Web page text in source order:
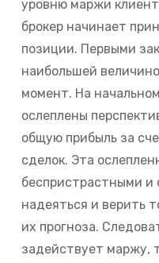
уровню маржи
брокер начинает
позиции. Первыми
наибольшей
момент. На
ослеплены
общую прибыль за
сделок. Эта
беспристрастными и
надеяться и верить
их прогноза.
задействует маржу,